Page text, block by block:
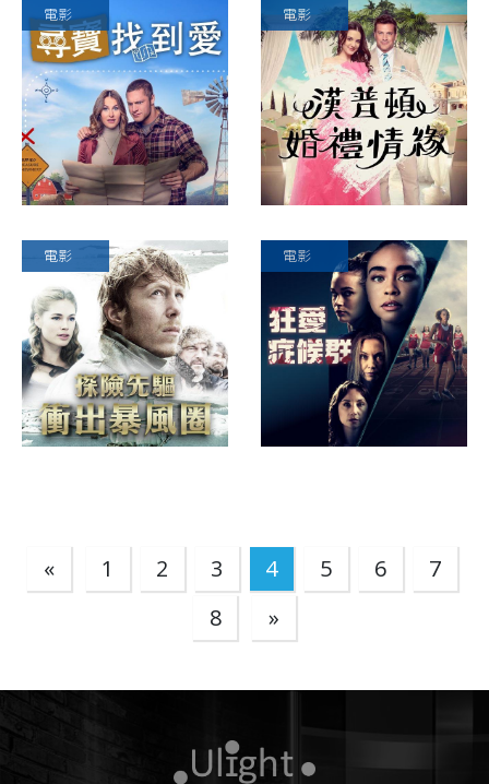
電影 電影
電影 電影
« 1 2 3 4 5 6
7
8
»